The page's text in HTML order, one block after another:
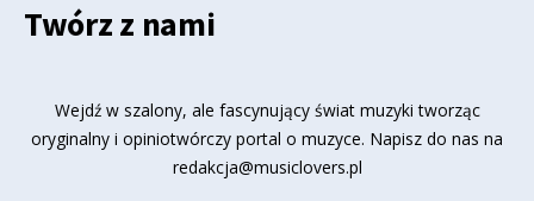
Twórz z nami
Wejdź w szalony, ale fascynujący świat muzyki tworząc
oryginalny i opiniotwórczy portal o muzyce. Napisz do nas na
redakcja@musiclovers.pl